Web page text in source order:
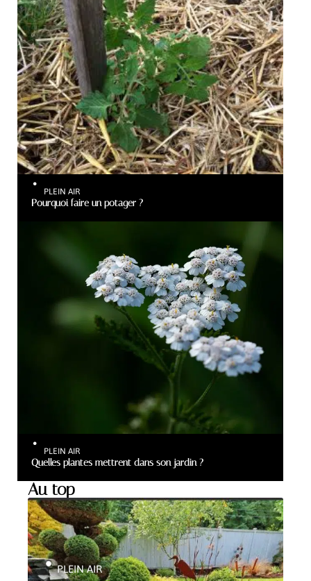
PLEIN AIR
Pourquoi faire un potager ?
PLEIN AIR
Quelles plantes mettrent dans son jardin ?
Au top
PLEIN AIR